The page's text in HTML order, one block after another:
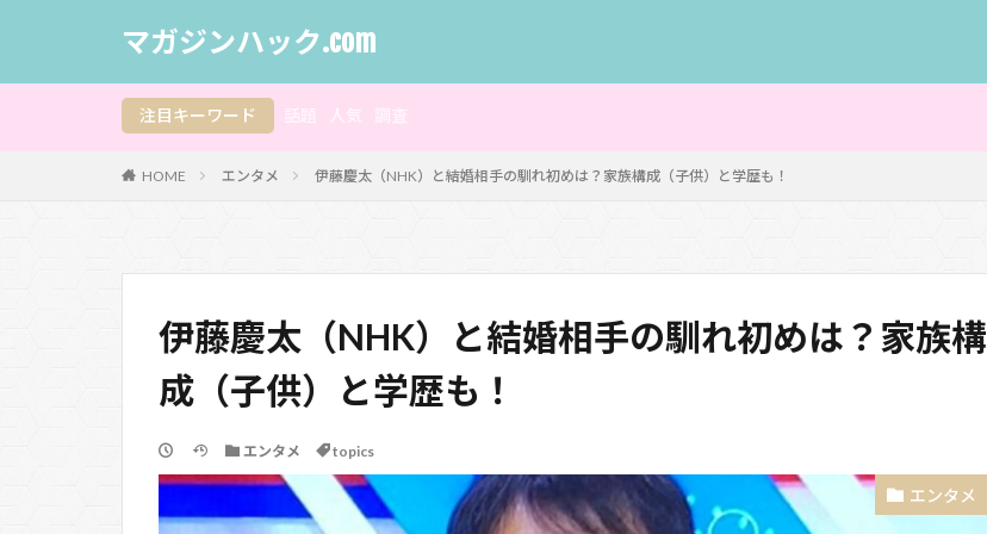
マガジンハック.com
注目キーワード
HOME エンタメ 伊藤慶太（NHK）と結婚相手の馴れ初めは？家族構成（子供）と学歴も！
伊藤慶太（NHK）と結婚相手の馴れ初めは？家族構
成（子供）と学歴も！
エンタメ topics
エンタメ